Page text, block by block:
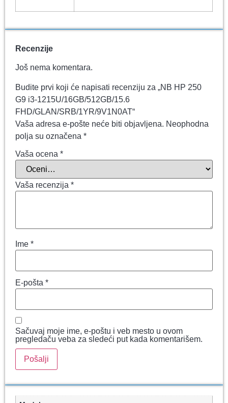
Recenzije
Još nema komentara.
Budite prvi koji će napisati recenziju za „NB HP 250
G9 i3-1215U/16GB/512GB/15.6
FHD/GLAN/SRB/1YR/9V1N0AT“
Vaša adresa e-pošte neće biti objavljena. Neophodna
polja su označena *
Vaša ocena *
Vaša recenzija *
Ime *
E-pošta *
Sačuvaj moje ime, e-poštu i veb mesto u ovom
pregledaču veba za sledeći put kada komentarišem.